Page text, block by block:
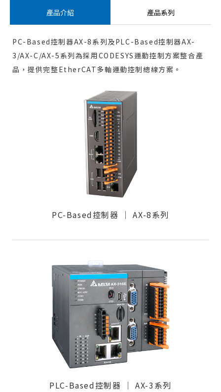
產品介紹 產品系列
PC-Based控制器AX-8系列及PLC-Based控制器AX-
3/AX-C/AX-5系列為採用CODESYS運動控制方案整合產
品，提供完整EtherCAT多軸運動控制總線方案。
PC-Based控制器 │ AX-8系列
PLC-Based控制器 │ AX-3系列